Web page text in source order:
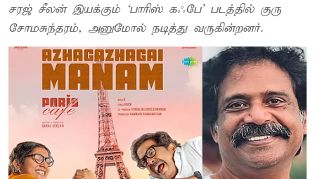
சரஜ் சீலன் இயக்கும் ‘பாரிஸ் கஃபே’ படத்தில் குரு
சோமசுந்தரம், அனுமோல் நடித்து வருகின்றனர்.